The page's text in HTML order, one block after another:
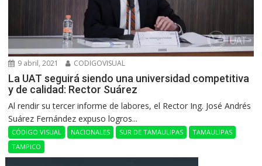
9 abril, 2021 CODIGOVISUAL
La UAT seguirá siendo una universidad competitiva
y de calidad: Rector Suárez
Al rendir su tercer informe de labores, el Rector Ing. José Andrés
Suárez Fernández expuso logros...
CÓDIGO VISUAL NACIONALES SUR DE TAMAULIPAS
TAMAULIPAS
TAMPICO